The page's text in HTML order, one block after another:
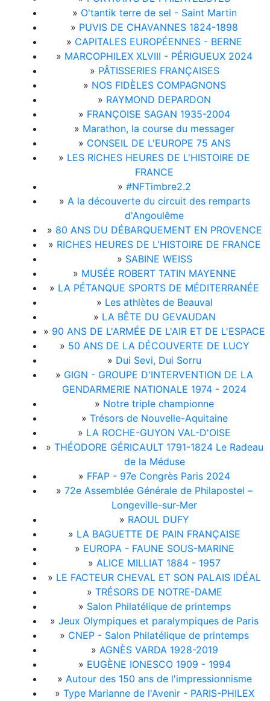
» O'tantik terre de sel - Saint Martin
» PUVIS DE CHAVANNES 1824-1898
» CAPITALES EUROPÉENNES - BERNE
» MARCOPHILEX XLVIII - PÉRIGUEUX 2024
» PÂTISSERIES FRANÇAISES
» NOS FIDÈLES COMPAGNONS
» RAYMOND DEPARDON
» FRANÇOISE SAGAN 1935-2004
» Marathon, la course du messager
» CONSEIL DE L'EUROPE 75 ANS
» LES RICHES HEURES DE L'HISTOIRE DE
FRANCE
» #NFTimbre2.2
» A la découverte du circuit des remparts
d'Angoulême
» 80 ANS DU DÉBARQUEMENT EN PROVENCE
» RICHES HEURES DE L'HISTOIRE DE FRANCE
» SABINE WEISS
» MUSÉE ROBERT TATIN MAYENNE
» LA PÉTANQUE SPORTS DE MÉDITERRANÉE
» Les athlètes de Beauval
» LA BÊTE DU GEVAUDAN
» 90 ANS DE L'ARMÉE DE L'AIR ET DE L'ESPACE
» 50 ANS DE LA DÉCOUVERTE DE LUCY
» Dui Sevi, Dui Sorru
» GIGN - GROUPE D'INTERVENTION DE LA
GENDARMERIE NATIONALE 1974 - 2024
» Notre triple championne
» Trésors de Nouvelle-Aquitaine
» LA ROCHE-GUYON VAL-D'OISE
» THÉODORE GÉRICAULT 1791-1824 Le Radeau
de la Méduse
» FFAP - 97e Congrès Paris 2024
» 72e Assemblée Générale de Philapostel –
Longeville-sur-Mer
» RAOUL DUFY
» LA BAGUETTE DE PAIN FRANÇAISE
» EUROPA - FAUNE SOUS-MARINE
» ALICE MILLIAT 1884 - 1957
» LE FACTEUR CHEVAL ET SON PALAIS IDÉAL
» TRÉSORS DE NOTRE-DAME
» Salon Philatélique de printemps
» Jeux Olympiques et paralympiques de Paris
» CNEP - Salon Philatélique de printemps
» AGNÈS VARDA 1928-2019
» EUGÈNE IONESCO 1909 - 1994
» Autour des 150 ans de l'impressionnisme
» Type Marianne de l'Avenir - PARIS-PHILEX